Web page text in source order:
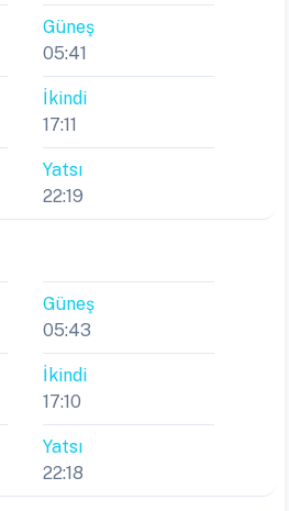
Güneş
05:41
İkindi
17:11
Yatsı
22:19
Güneş
05:43
İkindi
17:10
Yatsı
22:18